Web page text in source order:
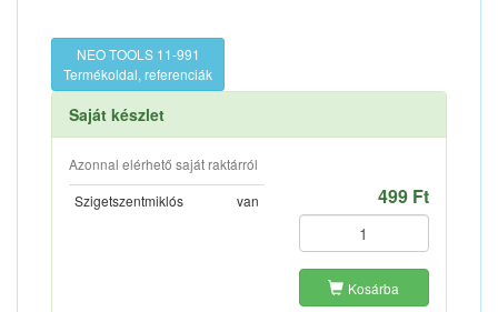
NEO TOOLS 11-991
Termékoldal, referenciák
Saját készlet
Azonnal elérhető saját raktárról
Szigetszentmiklós
van 499 Ft
Kosárba